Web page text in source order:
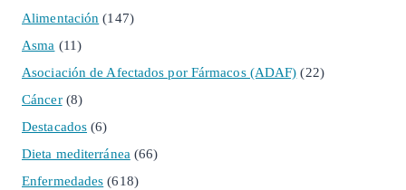
Alimentación (147)
Asma (11)
Asociación de Afectados por Fármacos (ADAF) (22)
Cáncer(8)
Destacados (6)
Dieta mediterránea (66)
Enfermedades (618)